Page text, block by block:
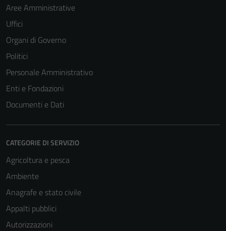
Aree Amministrative
Uffici
Organi di Governo
Politici
Personale Amministrativo
Enti e Fondazioni
Documenti e Dati
CATEGORIE DI SERVIZIO
Agricoltura e pesca
Ambiente
Anagrafe e stato civile
Appalti pubblici
Autorizzazioni